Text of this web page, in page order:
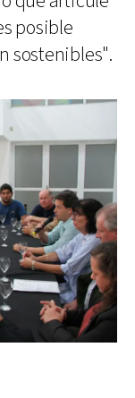
posible
sostenibles".